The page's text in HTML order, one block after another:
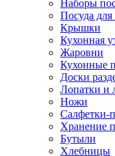
Наборы
Посуда для
Крышки
Кухонная
Жаровни
Кухонные
Доски
Лопатки и
Ножи
Салфетки-
Хранение
Бутыли
Хлебницы